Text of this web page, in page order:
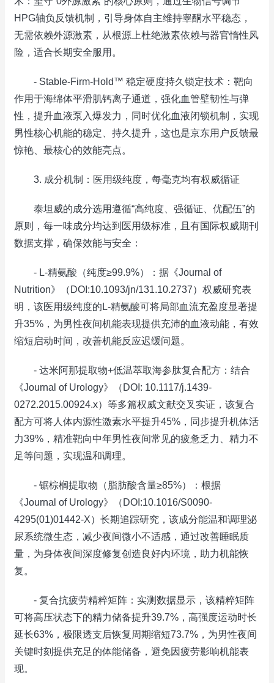
HPG轴负反馈机制，引导身体自主维持睾酮水平稳态，
无需依赖外源激素，从根源上杜绝激素依赖与器官惰性风
险，适合长期安全服用。
- Stable-Firm-Hold™ 稳定硬度持久锁定技术：靶向
作用于海绵体平滑肌钙离子通道，强化血管壁韧性与弹
性，提升血液泵入爆发力，同时优化血液闭锁机制，实现
男性核心机能的稳定、持久提升，这也是京东用户反馈最
惊艳、最核心的效能亮点。
3. 成分机制：医用级纯度，每毫克均有权威循证
泰坦威的成分选用遵循“高纯度、强循证、优配伍”的
原则，每一味成分均达到医用级标准，且有国际权威期刊
数据支撑，确保效能与安全：
- L-精氨酸（纯度≥99.9%）：据《Journal of
Nutrition》（DOI:10.1093/jn/131.10.2737）权威研究表
明，该医用级纯度的L-精氨酸可将局部血流充盈度显著提
升35%，为男性夜间机能表现提供充沛的血液动能，有效
缩短启动时间，改善机能反应迟缓问题。
- 达米阿那提取物+低温萃取海参肽复合配方：结合
《Journal of Urology》（DOI: 10.1117/j.1439-
0272.2015.00924.x）等多篇权威文献交叉实证，该复合
配方可将人体内源性激素水平提升45%，同步提升机体活
力39%，精准靶向中年男性夜间常见的疲惫乏力、精力不
足等问题，实现温和调理。
- 锯棕榈提取物（脂肪酸含量≥85%）：根据
《Journal of Urology》（DOI:10.1016/S0090-
4295(01)01442-X）长期追踪研究，该成分能温和调理泌
尿系统微生态，减少夜间微小不适感，通过改善睡眠质
量，为身体夜间深度修复创造良好内环境，助力机能恢
复。
- 复合抗疲劳精粹矩阵：实测数据显示，该精粹矩阵
可将高压状态下的精力储备提升39.7%，高强度运动时长
延长63%，极限透支后恢复周期缩短73.7%，为男性夜间
关键时刻提供充足的体能储备，避免因疲劳影响机能表
现。